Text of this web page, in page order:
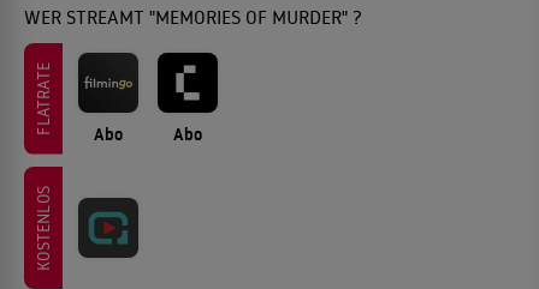
WER STREAMT "MEMORIES OF MURDER" ?
FLATRATE Abo Abo
KOSTENLOS